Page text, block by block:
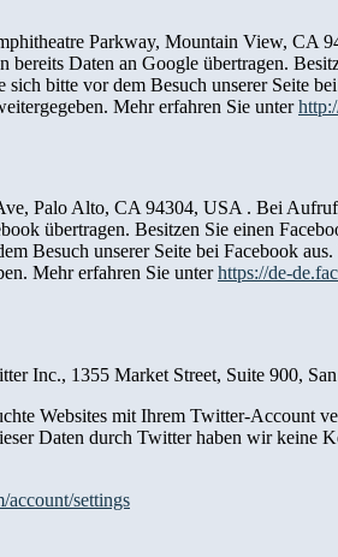
Parkway, Mountain View,
Daten an Google übertragen.
bitte vor dem Besuch unserer Seite
Mehr erfahren Sie unter
Palo Alto, CA 94304, USA . Bei
übertragen. Besitzen Sie einen
Besuch unserer Seite bei Facebook
Mehr erfahren Sie unterhttps://de-
Inc., 1355 Market Street, Suite 900,
Websites mit Ihrem Twitter-
Daten durch Twitter haben wir keine
account/settings